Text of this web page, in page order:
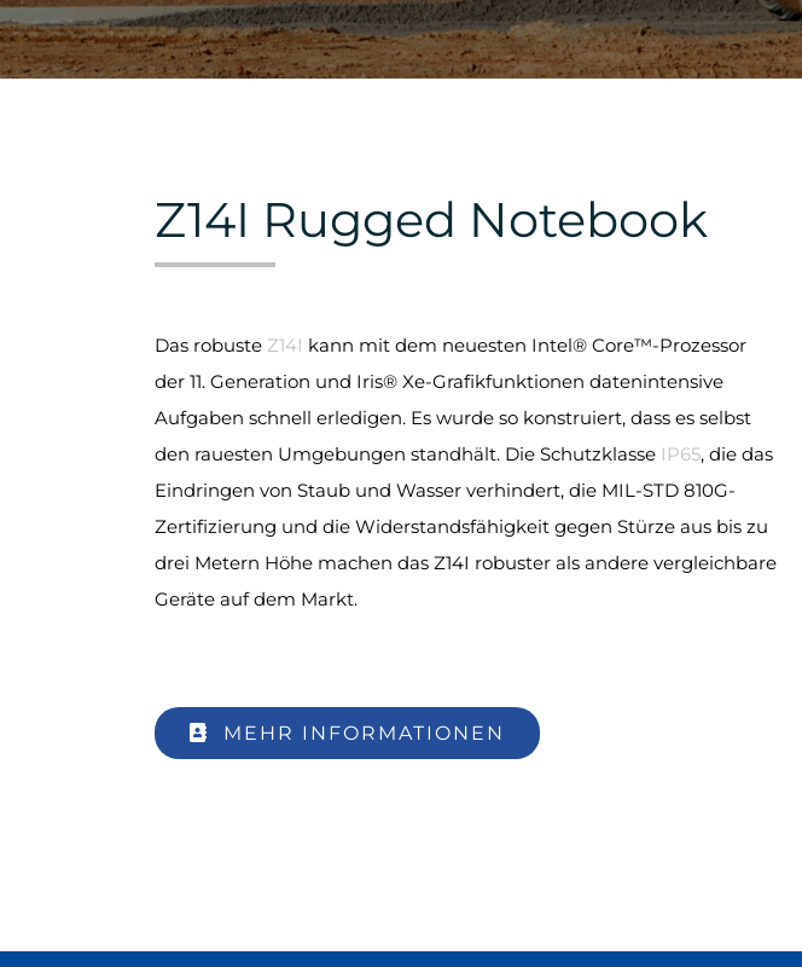
Z14I Rugged Notebook
Das robuste Z14I kann mit dem neuesten Intel® Core™-Prozessor
der 11. Generation und Iris® Xe-Grafikfunktionen datenintensive
Aufgaben schnell erledigen. Es wurde so konstruiert, dass es selbst
den rauesten Umgebungen standhält. Die Schutzklasse IP65, die das
Eindringen von Staub und Wasser verhindert, die MIL-STD 810G-
Zertifizierung und die Widerstandsfähigkeit gegen Stürze aus bis zu
drei Metern Höhe machen das Z14I robuster als andere vergleichbare
Geräte auf dem Markt.
MEHR INFORMATIONEN